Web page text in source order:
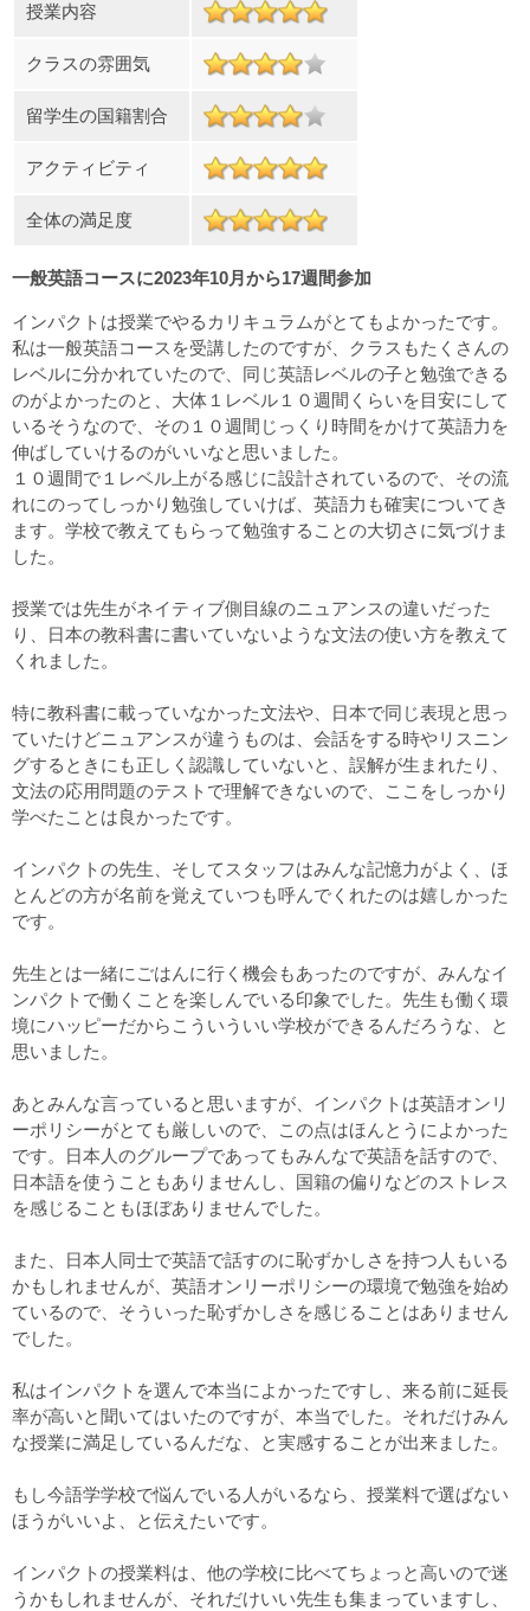
授業内容
クラスの雰囲気
留学生の国籍割合
アクティビティ
全体の満足度
一般英語コースに2023年10月から17週間参加
インパクトは授業でやるカリキュラムがとてもよかったです。
私は一般英語コースを受講したのですが、クラスもたくさんの
レベルに分かれていたので、同じ英語レベルの子と勉強できる
のがよかったのと、大体１レベル１０週間くらいを目安にして
いるそうなので、その１０週間じっくり時間をかけて英語力を
伸ばしていけるのがいいなと思いました。
１０週間で１レベル上がる感じに設計されているので、その流
れにのってしっかり勉強していけば、英語力も確実についてき
ます。学校で教えてもらって勉強することの大切さに気づけま
した。
授業では先生がネイティブ側目線のニュアンスの違いだった
り、日本の教科書に書いていないような文法の使い方を教えて
くれました。
特に教科書に載っていなかった文法や、日本で同じ表現と思っ
ていたけどニュアンスが違うものは、会話をする時やリスニン
グするときにも正しく認識していないと、誤解が生まれたり、
文法の応用問題のテストで理解できないので、ここをしっかり
学べたことは良かったです。
インパクトの先生、そしてスタッフはみんな記憶力がよく、ほ
とんどの方が名前を覚えていつも呼んでくれたのは嬉しかった
です。
先生とは一緒にごはんに行く機会もあったのですが、みんなイ
ンパクトで働くことを楽しんでいる印象でした。先生も働く環
境にハッピーだからこういういい学校ができるんだろうな、と
思いました。
あとみんな言っていると思いますが、インパクトは英語オンリ
ーポリシーがとても厳しいので、この点はほんとうによかった
です。日本人のグループであってもみんなで英語を話すので、
日本語を使うこともありませんし、国籍の偏りなどのストレス
を感じることもほぼありませんでした。
また、日本人同士で英語で話すのに恥ずかしさを持つ人もいる
かもしれませんが、英語オンリーポリシーの環境で勉強を始め
ているので、そういった恥ずかしさを感じることはありません
でした。
私はインパクトを選んで本当によかったですし、来る前に延長
率が高いと聞いてはいたのですが、本当でした。それだけみん
な授業に満足しているんだな、と実感することが出来ました。
もし今語学学校で悩んでいる人がいるなら、授業料で選ばない
ほうがいいよ、と伝えたいです。
インパクトの授業料は、他の学校に比べてちょっと高いので迷
うかもしれませんが、それだけいい先生も集まっていますし、